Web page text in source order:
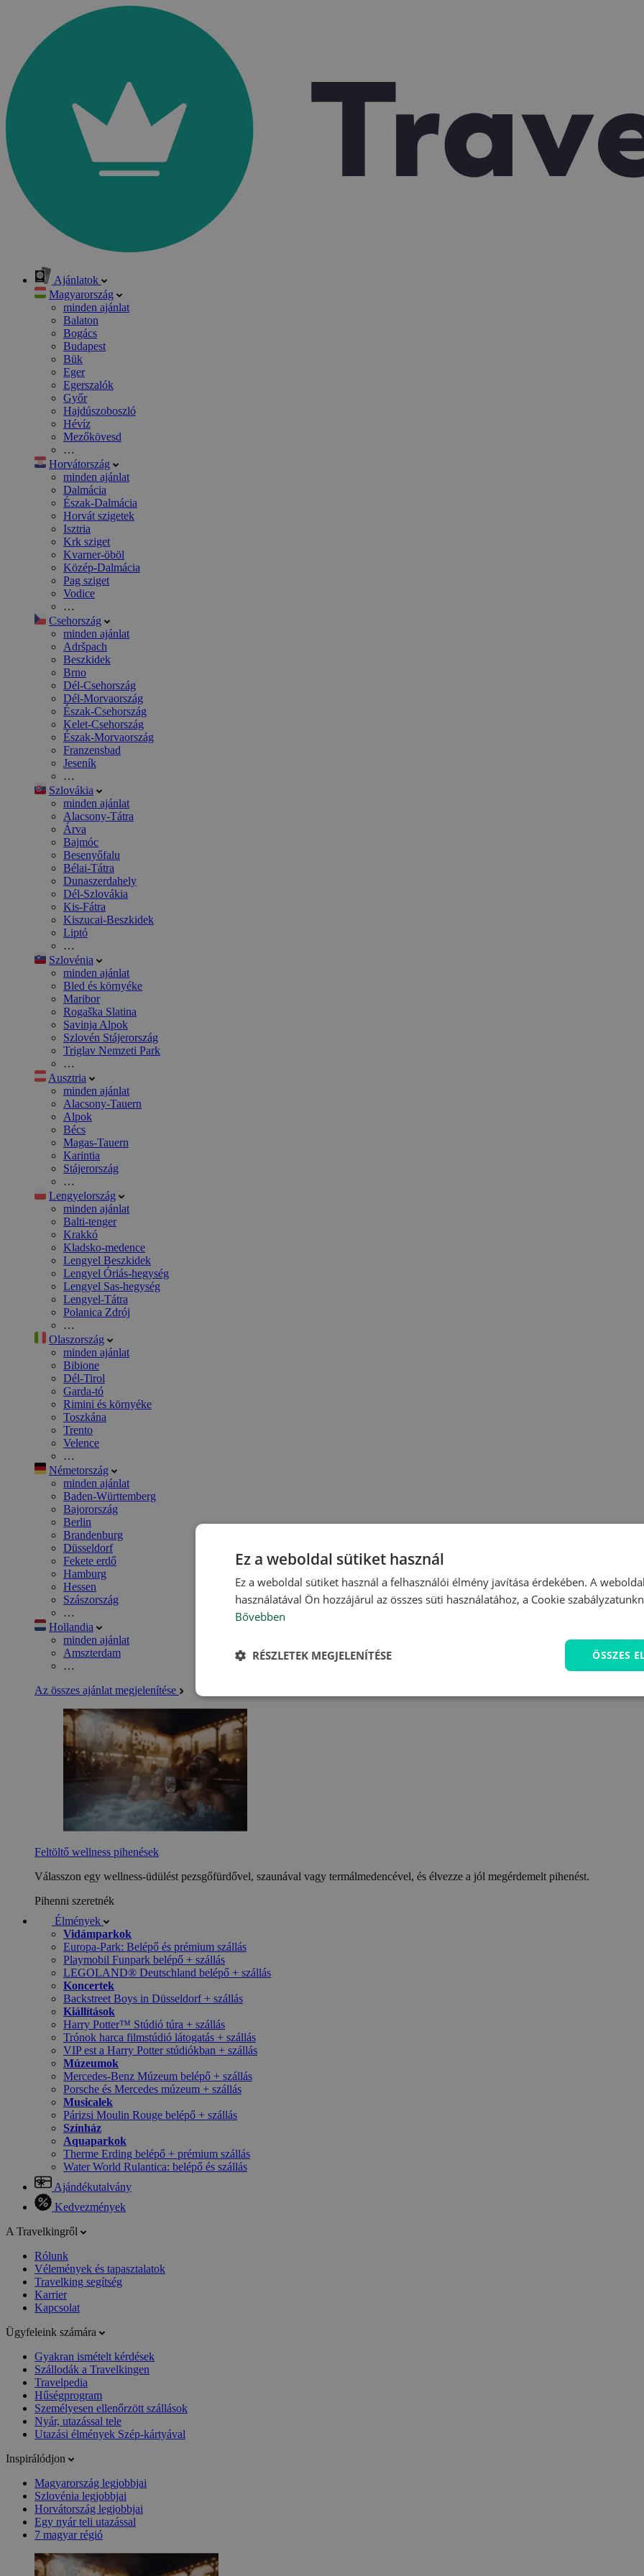
Ajánlatok
Magyarország
minden ajánlat
Balaton
Bogács
Budapest
Bük
Eger
Egerszalók
Győr
Hajdúszoboszló
Hévíz
Mezőkövesd
…
Horvátország
minden ajánlat
Dalmácia
Észak-Dalmácia
Horvát szigetek
Isztria
Krk sziget
Kvarner-öböl
Közép-Dalmácia
Pag sziget
Vodice
…
Csehország
minden ajánlat
Adršpach
Beszkidek
Brno
Dél-Csehország
Dél-Morvaország
Észak-Csehország
Kelet-Csehország
Észak-Morvaország
Franzensbad
Jeseník
…
Szlovákia
minden ajánlat
Alacsony-Tátra
Árva
Bajmóc
Besenyőfalu
Bélai-Tátra
Dunaszerdahely
Dél-Szlovákia
Kis-Fátra
Kiszucai-Beszkidek
Liptó
…
Szlovénia
minden ajánlat
Bled és környéke
Maribor
Rogaška Slatina
Savinja Alpok
Szlovén Stájerország
Triglav Nemzeti Park
…
Ausztria
minden ajánlat
Alacsony-Tauern
Alpok
Bécs
Magas-Tauern
Karintia
Stájerország
…
Lengyelország
minden ajánlat
Balti-tenger
Krakkó
Kladsko-medence
Lengyel Beszkidek
Lengyel Óriás-hegység
Lengyel Sas-hegység
Lengyel-Tátra
Polanica Zdrój
…
Olaszország
minden ajánlat
Bibione
Dél-Tirol
Garda-tó
Rimini és környéke
Toszkána
Trento
Velence
…
Németország
minden ajánlat
Baden-Württemberg
Bajorország
Berlin
Brandenburg
Düsseldorf
Fekete erdő
Hamburg
Hessen
Szászország
…
Hollandia
minden ajánlat
Amszterdam
…
Az összes ajánlat megjelenítése
Feltöltő wellness pihenések
Válasszon egy wellness-üdülést pezsgőfürdővel, szaunával vagy termálmedencével, és élvezze a jól megérdemelt pihenést.
Pihenni szeretnék
Élmények
Vidámparkok
Europa-Park: Belépő és prémium szállás
Playmobil Funpark belépő + szállás
LEGOLAND® Deutschland belépő + szállás
Koncertek
Backstreet Boys in Düsseldorf + szállás
Kiállítások
Harry Potter™ Stúdió túra + szállás
Trónok harca filmstúdió látogatás + szállás
VIP est a Harry Potter stúdiókban + szállás
Múzeumok
Mercedes-Benz Múzeum belépő + szállás
Porsche és Mercedes múzeum + szállás
Musicalek
Párizsi Moulin Rouge belépő + szállás
Színház
Aquaparkok
Therme Erding belépő + prémium szállás
Water World Rulantica: belépő és szállás
Ajándékutalvány
Kedvezmények
A Travelkingről
Rólunk
Vélemények és tapasztalatok
Travelking segítség
Karrier
Kapcsolat
Ügyfeleink számára
Gyakran ismételt kérdések
Szállodák a Travelkingen
Travelpedia
Hűségprogram
Személyesen ellenőrzött szállások
Nyár, utazással tele
Utazási élmények Szép-kártyával
Inspirálódjon
Magyarország legjobbjai
Szlovénia legjobbjai
Horvátország legjobbjai
Egy nyár teli utazással
7 magyar régió
Ez a weboldal sütiket használ
Ez a weboldal sütiket használ a felhasználói élmény javítása érdekében. A
használatával Ön hozzájárul az összes süti használatához, a Cookie
Bővebben
ÖSSZES
RÉSZLETEK MEGJELENÍTÉSE